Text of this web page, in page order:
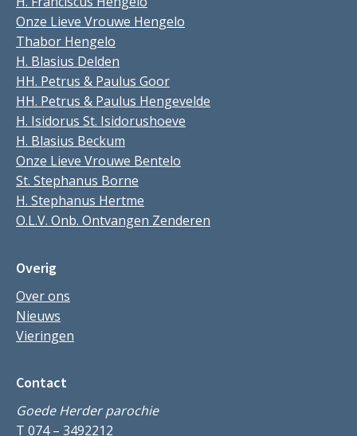
Onze Lieve Vrouwe Hengelo
Thabor Hengelo
H. Blasius Delden
HH. Petrus & Paulus Goor
HH. Petrus & Paulus Hengevelde
H. Isidorus St. Isidorushoeve
H. Blasius Beckum
Onze Lieve Vrouwe Bentelo
St. Stephanus Borne
H. Stephanus Hertme
O.L.V. Onb. Ontvangen Zenderen
Overig
Over ons
Nieuws
Vieringen
Contact
Goede Herder parochie
T 074 – 3492212